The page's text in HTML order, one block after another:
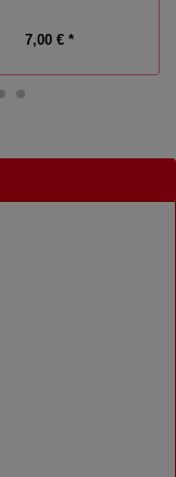
7,00 € *